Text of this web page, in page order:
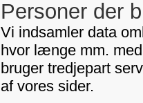
Personer der
Vi indsamler data
hvor længe mm.
bruger tredjepart
af vores sider.